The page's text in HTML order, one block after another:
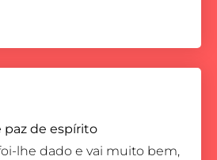
de espírito
lhe dado e vai muito bem,